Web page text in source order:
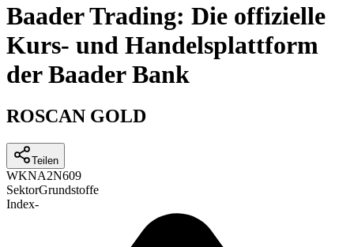
Baader Trading: Die offizielle
Kurs- und Handelsplattform
der Baader Bank
ROSCAN GOLD
Teilen
WKNA2N609
SektorGrundstoffe
Index-